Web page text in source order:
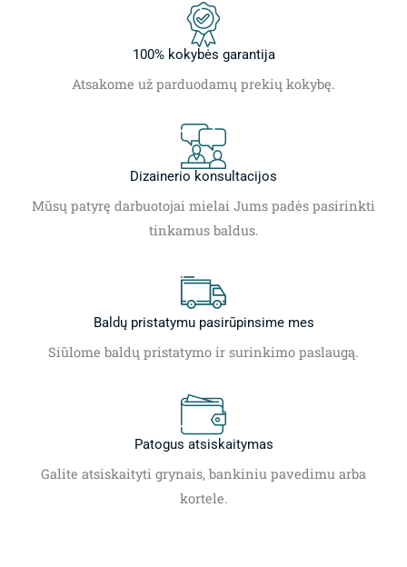
100% kokybės garantija
Atsakome už parduodamų prekių kokybę.
Dizainerio konsultacijos
Mūsų patyrę darbuotojai mielai Jums padės pasirinkti
tinkamus baldus.
Baldų pristatymu pasirūpinsime mes
Siūlome baldų pristatymo ir surinkimo paslaugą.
Patogus atsiskaitymas
Galite atsiskaityti grynais, bankiniu pavedimu arba
kortele.